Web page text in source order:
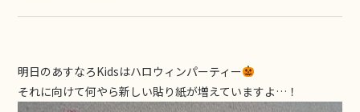
明日のあすなろKidsはハロウィンパーティー
それに向けて何やら新しい貼り紙が増えていますよ…！